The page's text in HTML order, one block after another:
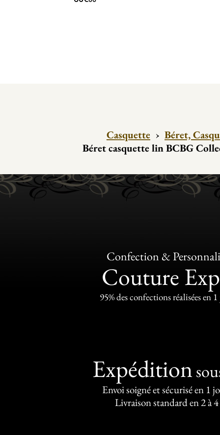
Casquette › Béret,
Béret casquette lin BCBG
Confection &
Couture
95% des confections réalisées en
Expédition
Envoi soigné et sécurisé en 1
Livraison standard en 2 à